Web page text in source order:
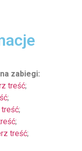
zabiegi:
treść;
;
;
;
treść;